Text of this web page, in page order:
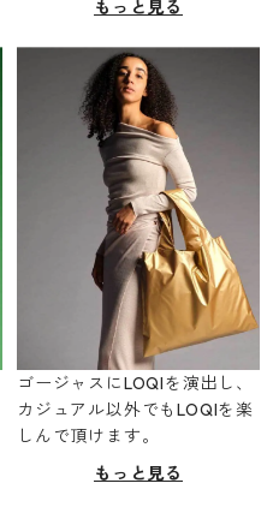
もっと見る
ゴージャスにLOQIを演出し、
カジュアル以外でもLOQIを楽
しんで頂けます。
もっと見る